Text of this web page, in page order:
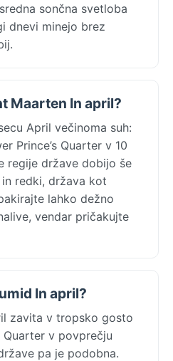
sončna svetloba
dnevi minejo brez
Maarten In april?
April večinoma suh:
Prince’s Quarter v 10
regije države dobijo še
redki, država kot
lahko dežno
vendar pričakujte
In april?
zavita v tropsko gosto
Quarter v povprečju
pa je podobna.